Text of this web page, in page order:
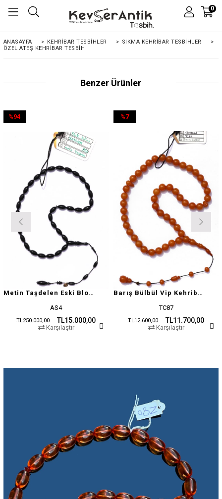
0
ANASAYFA > KEHRIBAR TESBIHLER > SIKMA KEHRİBAR TESBİHLER
>
ÖZEL ATEŞ KEHRIBAR TESBIH
Benzer Ürünler
Metin Taşdelen Eski Blok Sıkma
AS4
TL15.000,00
TL250.000,00
%94
Karşılaştır
Barış Bülbül Vip Kehribar Tesbih
TC87
TL11.700,00
TL12.600,00
%7
Karşılaştır